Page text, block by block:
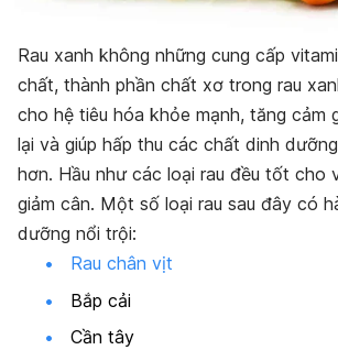
Rau xanh không những cung cấp
chất, thành phần chất xơ trong rau
cho hệ tiêu hóa khỏe mạnh, tăng cảm
lại và giúp hấp thu các chất dinh
hơn. Hầu như các loại rau đều tốt cho
giảm cân. Một số loại rau sau đây có
dưỡng nổi trội:
Rau chân vịt
Bắp cải
Cần tây